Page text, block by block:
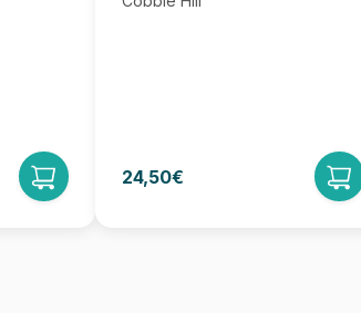
24,50€